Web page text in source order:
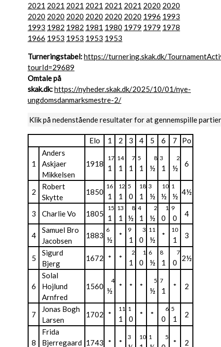
2021 2021 2021 2021 2021 2021 2020 2020
2020 2020 2020 2020 2020 2020 1996 1993
1993 1982 1982 1981 1980 1979 1979 1978
1966 1953 1953 1953 1953
Turneringstabel:https://turnering.skak.dk/
tourId=29689
Omtale på
skak.dk:https://nyheder.skak.dk/2025/10/01/nye-
ungdomsdanmarksmestre-2/
Klik på nedenstående resultater for at gennemspille partier
Elo 1 2 3 4 5 6 7 Po
1
Anders
Askjaer
Mikkelsen
1918
17
1
14
1
7
1
5
1
8
½
3
1
2
½ 6
2
Robert
Skytte
1850
16
1
12
1
5
0
18
1
3
½
10
½
1
½ 4½
3 Charlie Vo 1805
15
1
13
1
8
½
4
1
2
½
1
0
9
0 4
4
Samuel Bro
Jacobsen
1883
6
½ *
9
1
3
0
11
½ *
10
1 3
5
Sigurd
Bjerg
1672 * *
2
1
1
0
6
½
8
1
7
0 2½
6
Solal
Hojlund
Arnfred
1560
4
½ * * *
5
½
7
1 * 2
7
Jonas Bogh
Larsen
1702 *
11
1
1
0 * *
6
0
5
1 2
8
Frida
Bjerregaard 1743 * *
3 10 1 5
* 2